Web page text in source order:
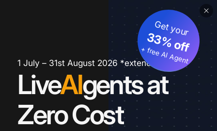
1 July – 31st August 2026 *extended
LiveAIgents at
Zero Cost
Get your
33% off
+ free AI Agent